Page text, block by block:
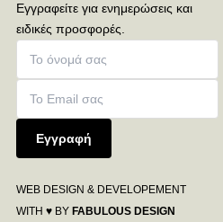
Εγγραφείτε για ενημερώσεις και
ειδικές προσφορές.
Εγγραφή
WEB DESIGN & DEVELOPEMENT
WITH ♥ BY FABULOUS DESIGN